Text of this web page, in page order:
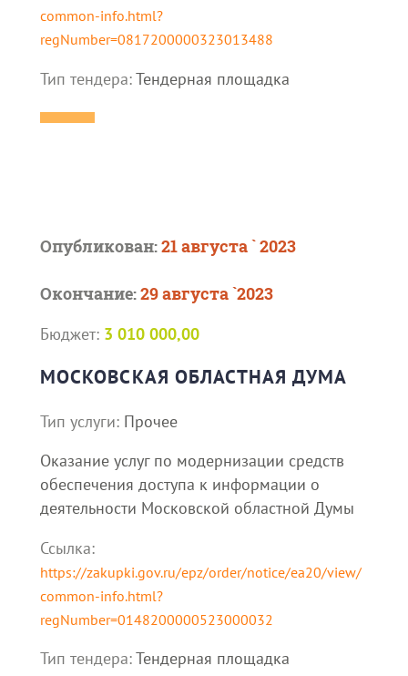
common-info.html?
regNumber=0817200000323013488
Тип тендера:Тендерная площадка
Опубликован:21 августа ` 2023
Окончание:29 августа `2023
Бюджет: 3 010 000,00
МОСКОВСКАЯ ОБЛАСТНАЯ ДУМА
Тип услуги: Прочее
Оказание услуг по модернизации средств
обеспечения доступа к информации о
деятельности Московской областной Думы
Ссылка:
https://zakupki.gov.ru/epz/order/notice/ea20/view/
common-info.html?
regNumber=0148200000523000032
Тип тендера:Тендерная площадка